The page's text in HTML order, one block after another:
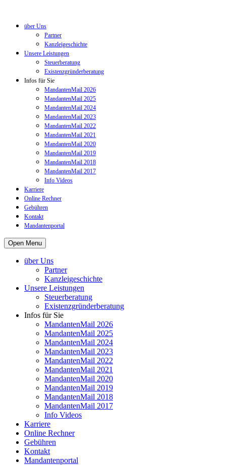
über Uns
Partner
Kanzleigeschichte
Unsere Leistungen
Steuerberatung
Existenzgründerberatung
Infos für Sie
MandantenMail 2026
MandantenMail 2025
MandantenMail 2024
MandantenMail 2023
MandantenMail 2022
MandantenMail 2021
MandantenMail 2020
MandantenMail 2019
MandantenMail 2018
MandantenMail 2017
Info Videos
Karriere
Online Rechner
Gebühren
Kontakt
Mandantenportal
Open Menu
über Uns
Partner
Kanzleigeschichte
Unsere Leistungen
Steuerberatung
Existenzgründerberatung
Infos für Sie
MandantenMail 2026
MandantenMail 2025
MandantenMail 2024
MandantenMail 2023
MandantenMail 2022
MandantenMail 2021
MandantenMail 2020
MandantenMail 2019
MandantenMail 2018
MandantenMail 2017
Info Videos
Karriere
Online Rechner
Gebühren
Kontakt
Mandantenportal